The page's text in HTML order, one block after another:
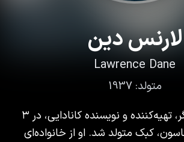
لارنس دین
Lawrence Dane
متولد:1937
لارنس دین، بازیگر، تهیه‌کننده و نویسنده کانادایی، در ۳
۱۹۳۷ در ماسون، کبک متولد شد. او از خانواده‌ای